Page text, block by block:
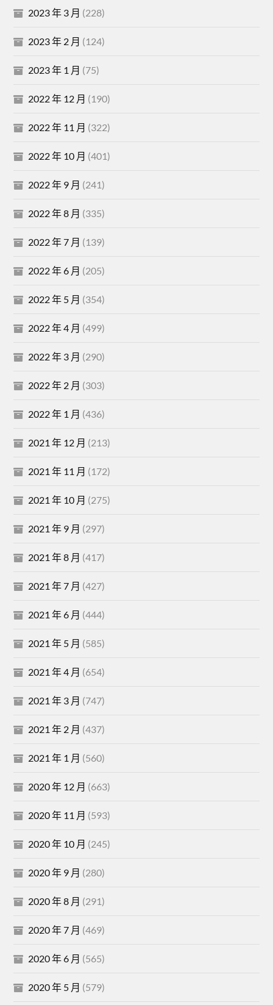
2023 年 3 月 (228)
2023 年 2 月 (124)
2023 年 1 月 (75)
2022 年 12 月 (190)
2022 年 11 月 (322)
2022 年 10 月 (401)
2022 年 9 月 (241)
2022 年 8 月 (335)
2022 年 7 月 (139)
2022 年 6 月 (205)
2022 年 5 月 (354)
2022 年 4 月 (499)
2022 年 3 月 (290)
2022 年 2 月 (303)
2022 年 1 月 (436)
2021 年 12 月 (213)
2021 年 11 月 (172)
2021 年 10 月 (275)
2021 年 9 月 (297)
2021 年 8 月 (417)
2021 年 7 月 (427)
2021 年 6 月 (444)
2021 年 5 月 (585)
2021 年 4 月 (654)
2021 年 3 月 (747)
2021 年 2 月 (437)
2021 年 1 月 (560)
2020 年 12 月 (663)
2020 年 11 月 (593)
2020 年 10 月 (245)
2020 年 9 月 (280)
2020 年 8 月 (291)
2020 年 7 月 (469)
2020 年 6 月 (565)
2020 年 5 月 (579)